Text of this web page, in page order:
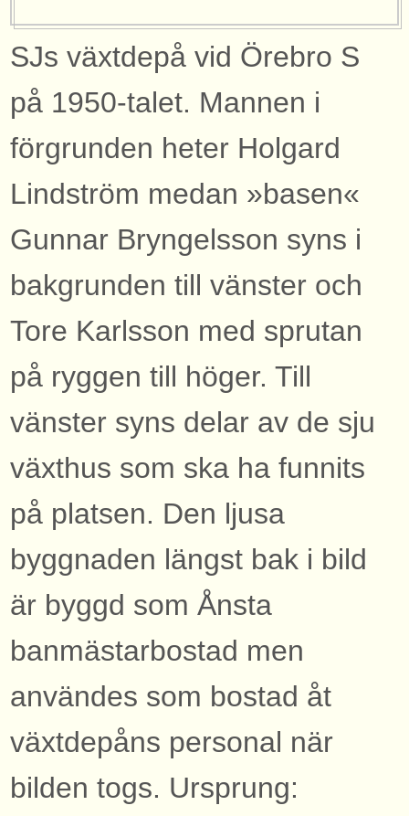
SJs växtdepå vid Örebro S
på 1950-talet. Mannen i
förgrunden heter Holgard
Lindström medan »basen«
Gunnar Bryngelsson syns i
bakgrunden till vänster och
Tore Karlsson med sprutan
på ryggen till höger. Till
vänster syns delar av de sju
växthus som ska ha funnits
på platsen. Den ljusa
byggnaden längst bak i bild
är byggd som Ånsta
banmästarbostad men
användes som bostad åt
växtdepåns personal när
bilden togs. Ursprung: